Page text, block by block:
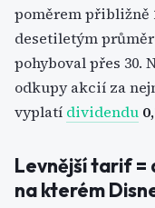
poměrem přibližně
desetiletým
pohyboval přes 30.
odkupy akcií za
vyplatí dividendu
Levnější tarif =
na kterém